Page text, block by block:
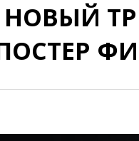
НОВЫЙ